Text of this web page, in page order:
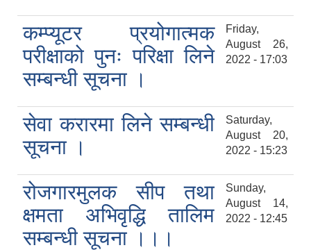
कम्प्यूटर प्रयोगात्मक
परीक्षाको पुनः परिक्षा लिने
सम्बन्धी सूचना ।
Friday,
August 26,
2022 - 17:03
सेवा करारमा लिने सम्बन्धी
सूचना ।
Saturday,
August 20,
2022 - 15:23
रोजगारमुलक सीप तथा
क्षमता अभिवृद्धि तालिम
सम्बन्धी सूचना ।।।
Sunday,
August 14,
2022 - 12:45